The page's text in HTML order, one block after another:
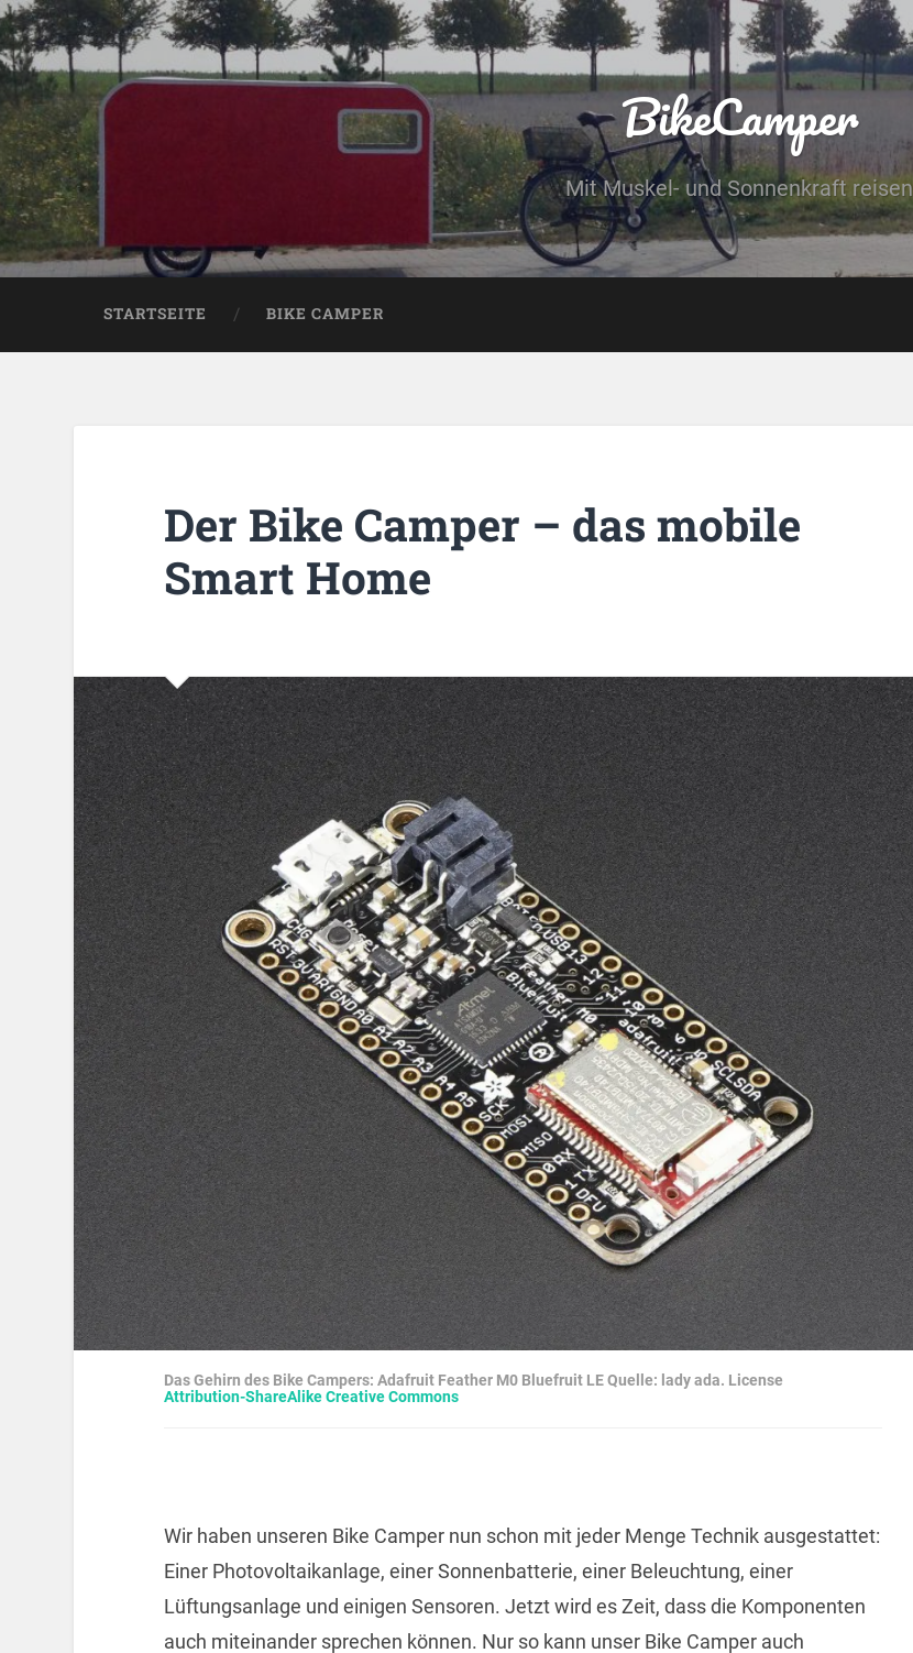
BikeCamper
Mit Muskel- und Sonnenkraft reisen
STARTSEITE BIKE CAMPER
Der Bike Camper – das mobile
Smart Home
Das Gehirn des Bike Campers: Adafruit Feather M0 Bluefruit LE Quelle: lady ada. License
Attribution-ShareAlike Creative Commons
Wir haben unseren Bike Camper nun schon mit jeder Menge Technik ausgestattet:
Einer Photovoltaikanlage, einer Sonnenbatterie, einer Beleuchtung, einer
Lüftungsanlage und einigen Sensoren. Jetzt wird es Zeit, dass die Komponenten
auch miteinander sprechen können. Nur so kann unser Bike Camper auch